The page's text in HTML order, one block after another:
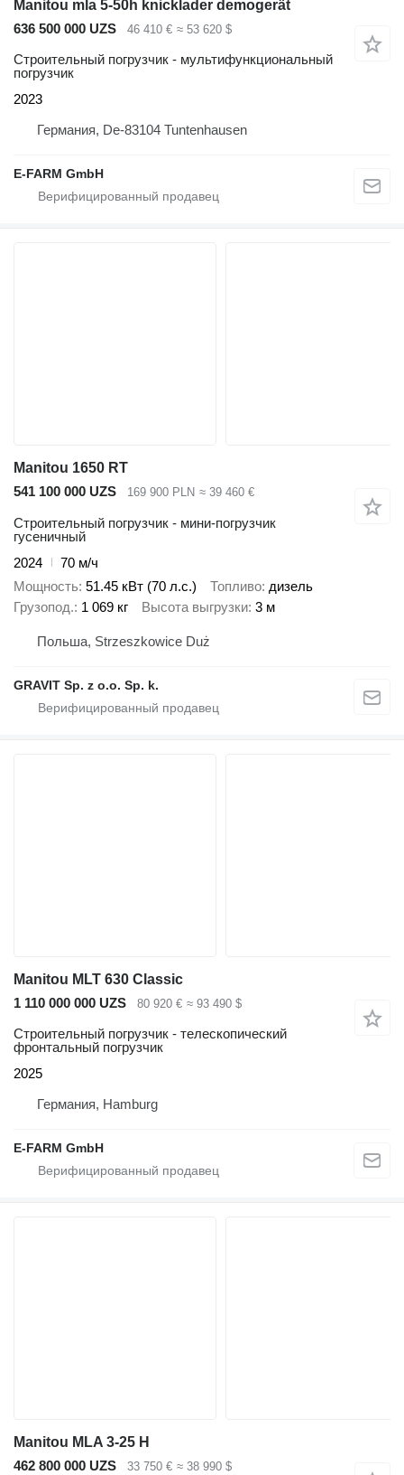
Manitou mla 5-50h knicklader demogerät
636 500 000 UZS
46 410 € ≈ 53 620 $
Строительный погрузчик - мультифункциональный
погрузчик
2023
Германия, De-83104 Tuntenhausen
E-FARM GmbH
Manitou 1650 RT
541 100 000 UZS
169 900 PLN ≈ 39 460 €
Строительный погрузчик - мини-погрузчик
гусеничный
2024
70 м/ч
Мощность 51.45 кВт (70 л.с.) Топливо дизель
Грузопод. 1 069 кг Высота выгрузки 3 м
Польша, Strzeszkowice Duż
GRAVIT Sp. z o.o. Sp. k.
Manitou MLT 630 Classic
1 110 000 000 UZS
80 920 € ≈ 93 490 $
Строительный погрузчик - телескопический
фронтальный погрузчик
2025
Германия, Hamburg
E-FARM GmbH
Manitou MLA 3-25 H
462 800 000 UZS
33 750 € ≈ 38 990 $